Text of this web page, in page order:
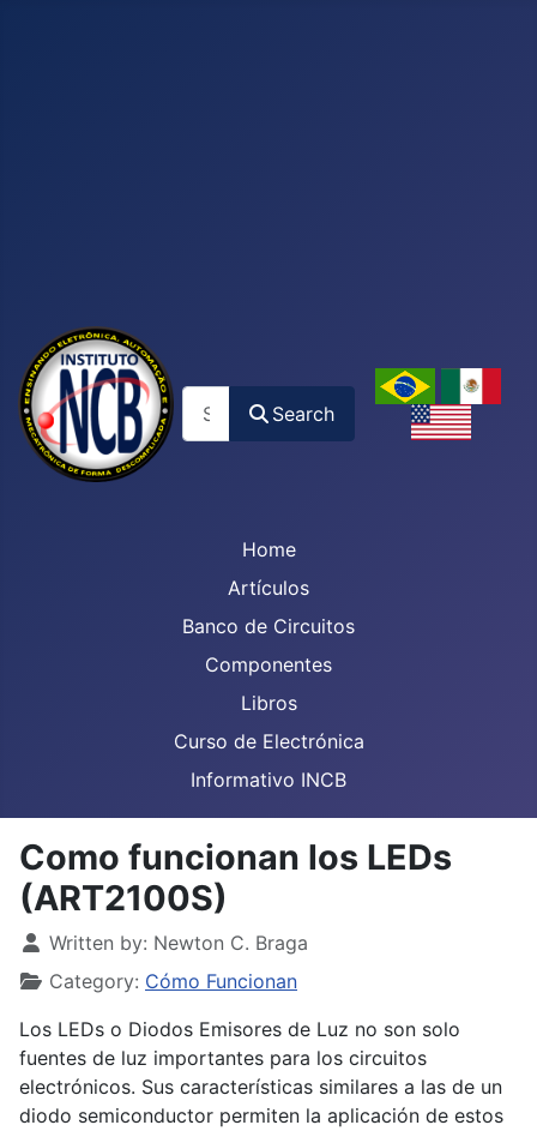
Search
Home
Artículos
Banco de Circuitos
Componentes
Libros
Curso de Electrónica
Informativo INCB
Como funcionan los LEDs
(ART2100S)
Details
Written by: Newton C. Braga
Category: Cómo Funcionan
Los LEDs o Diodos Emisores de Luz no son solo
fuentes de luz importantes para los circuitos
electrónicos. Sus características similares a las de un
diodo semiconductor permiten la aplicación de estos